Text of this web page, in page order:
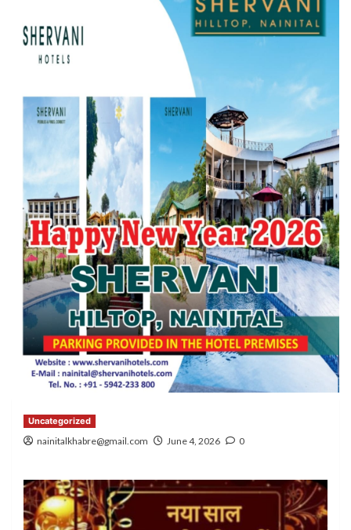
Uncategorized
nainitalkhabre@gmail.com June 4, 2026 0